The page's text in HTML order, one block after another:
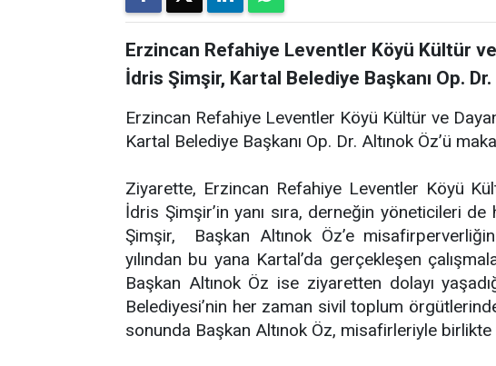
Erzincan Refahiye Leventler Köyü Kültür ve
İdris Şimşir, Kartal Belediye Başkanı Op. Dr.
Erzincan Refahiye Leventler Köyü Kültür ve
Kartal Belediye Başkanı Op. Dr. Altınok Öz’ü
Ziyarette, Erzincan Refahiye Leventler Köyü
İdris Şimşir’in yanı sıra, derneğin yöneticileri
Şimşir, Başkan Altınok Öz’e
yılından bu yana Kartal’da gerçekleşen
Başkan Altınok Öz ise ziyaretten dolayı
Belediyesi’nin her zaman sivil toplum
sonunda Başkan Altınok Öz, misafirleriyle